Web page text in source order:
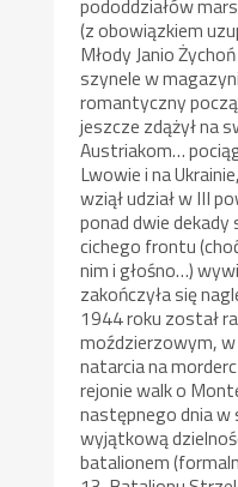
pododdziałów
(z obowiązkiem
Młody Janio
szynele w
romantyczny
jeszcze zdążył na
Austriakom…
Lwowie i na
wziął udział w III
ponad dwie dekady
cichego frontu
nim i głośno…)
zakończyła się
1944 roku został
moździerzowym,
natarcia na
rejonie walk o
następnego dnia
wyjątkową
batalionem